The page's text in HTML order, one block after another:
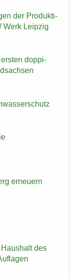
der Pro­duk­ti­
Werk Leip­zig
ers­ten dop­pi­
er­neu­ern
des